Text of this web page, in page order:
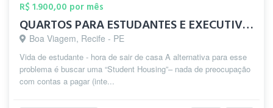
R$ 1.900,00 por mês
QUARTOS PARA ESTUDANTES E EXECUTIVOS EM ...
Boa Viagem, Recife - PE
Vida de estudante - hora de sair de casa A alternativa para esse
problema é buscar uma “Student Housing”– nada de preocupação
com contas a pagar (inte...